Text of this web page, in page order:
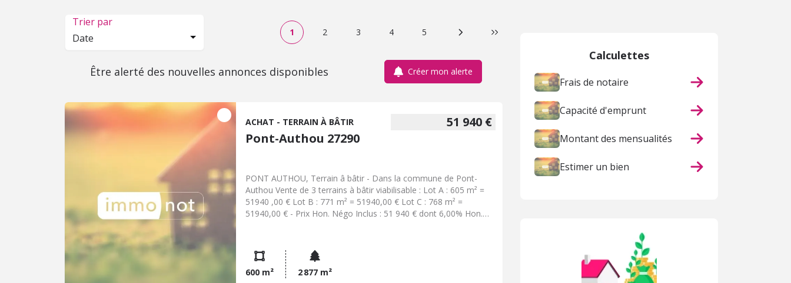
Trier par
Date
1 2 3 4 5 Page suivanteDernière page
Être alerté des nouvelles annonces disponibles Créer mon alerte
51 940 €
ACHAT - TERRAIN À BÂTIR
Pont-Authou 27290
PONT AUTHOU, Terrain â bâtir - Dans la commune de Pont-
Authou Vente de 3 terrains à bâtir viabilisable : Lot A : 605 m² =
51940 ,00 € Lot B : 771 m² = 51940,00 € Lot C : 768 m² =
51940,00 € - Prix Hon. Négo Inclus : 51 940 € dont 6,00% Hon.
600 m² 2 877 m²
Calculettes
Frais de notaire
Capacité d'emprunt
Montant des mensualités
Estimer un bien